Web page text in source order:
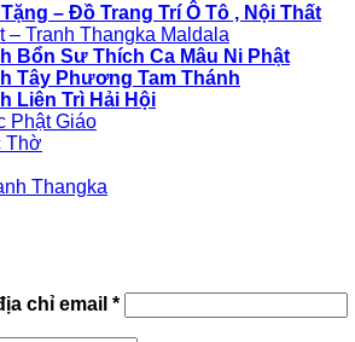
– Đồ Trang Trí Ô Tô , Nội Thất
– Tranh Thangka Maldala
Bổn Sư Thích Ca Mâu Ni Phật
Tây Phương Tam Thánh
Liên Trì Hải Hội
Phật Giáo
Thờ
Thangka
chỉ email *Bắt
buộc